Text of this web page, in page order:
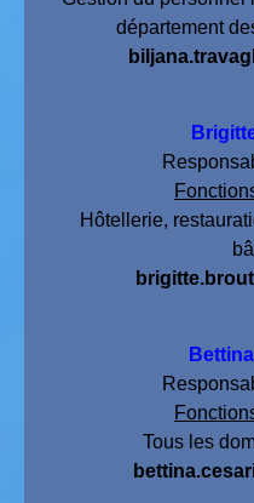
département
Hôtellerie,
Tous les